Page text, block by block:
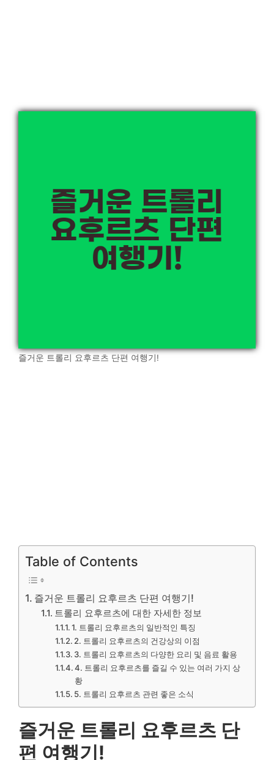
즐거운 트롤리 요후르츠 단편 여행기!
Table of Contents
즐거운 트롤리 요후르츠 단편 여행기!
트롤리 요후르츠에 대한 자세한 정보
1. 트롤리 요후르츠의 일반적인 특징
2. 트롤리 요후르츠의 건강상의 이점
3. 트롤리 요후르츠의 다양한 요리 및 음료 활용
4. 트롤리 요후르츠를 즐길 수 있는 여러 가지 상
황
5. 트롤리 요후르츠 관련 좋은 소식
즐거운 트롤리 요후르츠 단
편 여행기!